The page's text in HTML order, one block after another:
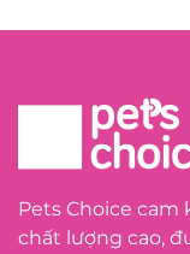
Pets Choice
chất lượng cao,